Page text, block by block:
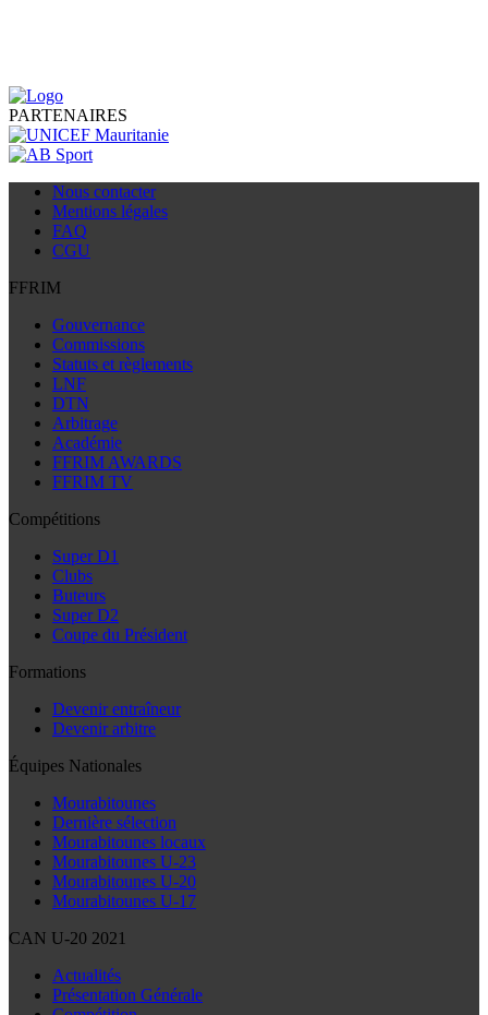
PARTENAIRES
Nous contacter
Mentions légales
FAQ
CGU
FFRIM
Gouvernance
Commissions
Statuts et règlements
LNF
DTN
Arbitrage
Académie
FFRIM AWARDS
FFRIM TV
Compétitions
Super D1
Clubs
Buteurs
Super D2
Coupe du Président
Formations
Devenir entraîneur
Devenir arbitre
Équipes Nationales
Mourabitounes
Dernière sélection
Mourabitounes locaux
Mourabitounes U-23
Mourabitounes U-20
Mourabitounes U-17
CAN U-20 2021
Actualités
Présentation Générale